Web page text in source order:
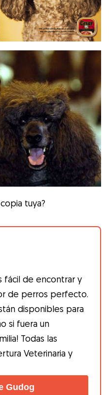
tuya?
fácil de encontrar y
de perros perfecto.
disponibles para
si fuera un
Todas las
Veterinaria y
Gudog